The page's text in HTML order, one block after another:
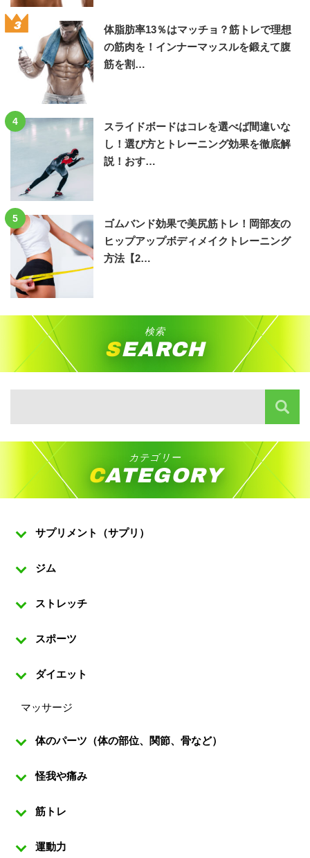
3
体脂肪率13％はマッチョ？筋トレで理想
の筋肉を！インナーマッスルを鍛えて腹
筋を割…
4
スライドボードはコレを選べば間違いな
し！選び方とトレーニング効果を徹底解
説！おす…
5
ゴムバンド効果で美尻筋トレ！岡部友の
ヒップアップボディメイクトレーニング
方法【2…
検索
SEARCH
カテゴリー
CATEGORY
サプリメント（サプリ）
ジム
ストレッチ
スポーツ
ダイエット
マッサージ
体のパーツ（体の部位、関節、骨など）
怪我や痛み
筋トレ
運動力